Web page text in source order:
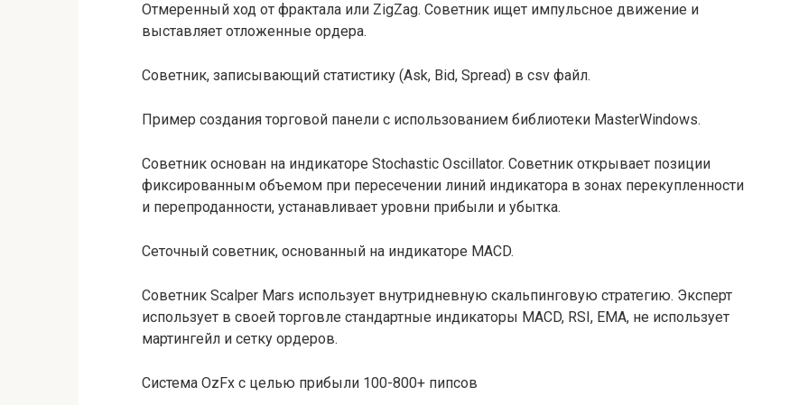
Отмеренный ход от фрактала или ZigZag. Советник ищет импульсное движение и
выставляет отложенные ордера.
Советник, записывающий статистику (Ask, Bid, Spread) в csv файл.
Пример создания торговой панели с использованием библиотеки MasterWindows.
Советник основан на индикаторе Stochastic Oscillator. Советник открывает позиции
фиксированным объемом при пересечении линий индикатора в зонах перекупленности
и перепроданности, устанавливает уровни прибыли и убытка.
Сеточный советник, основанный на индикаторе MACD.
Советник Scalper Mars использует внутридневную скальпинговую стратегию. Эксперт
использует в своей торговле стандартные индикаторы MACD, RSI, EMA, не использует
мартингейл и сетку ордеров.
Система OzFx с целью прибыли 100-800+ пипсов